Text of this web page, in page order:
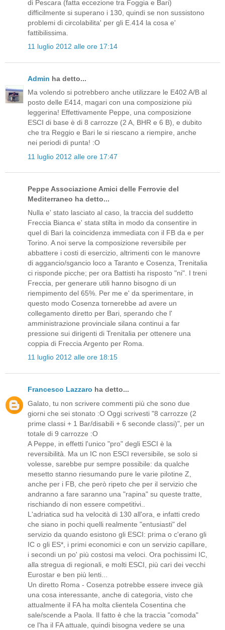
di Pescara (fatta eccezione tra Foggia e Bari)
difficilmente si superano i 130, quindi se non sussistono
problemi di circolabilita' per gli E.414 la cosa e'
fattibilissima.
11 luglio 2012 alle ore 17:14
Admin ha detto...
Ma volendo si potrebbero anche utilizzare le E402 A/B al
posto delle E414, magari con una composizione più
leggerina! Effettivamente Peppe, una composizione
ESCI di base è di 8 carrozze (2 A, BHR e 6 B), e dubito
che tra Reggio e Bari le si riescano a riempire, anche
nei periodi di punta! :O
11 luglio 2012 alle ore 17:47
Peppe Associazione Amici delle Ferrovie del
Mediterraneo ha detto...
Nulla e' stato lasciato al caso, la traccia del suddetto
Freccia Bianca e' stata stilta in modo da consentire in
quel di Bari la coincidenza immediata con il FB da e per
Torino. A noi serve la composizione reversibile per
abbattere i costi di esercizio, altrimenti con le manovre
di aggancio/sgancio loco a Taranto e Cosenza, Trenitalia
ci risponde picche; per ora Battisti ha risposto "ni". I treni
Freccia, per generare utili hanno bisogno di un
riempimento del 65%. Per me e' da sperimentare, in
questo modo Cosenza tornerebbe ad avere un
collegamento diretto per Bari, sperando che l'
amministrazione provinciale silana continui a far
pressione sui dirigenti di Trenitalia per ottenere una
coppia di Freccia Argento per Roma.
11 luglio 2012 alle ore 18:15
Francesco Lazzaro ha detto...
Galato, tu non scrivere commenti più che sono due
giorni che sei stonato :O Oggi scrivesti "8 carrozze (2
prime classi + 1 Bar/disabili + 6 seconde classi)", per un
totale di 9 carrozze :O
A Peppe, in effetti l'unico "pro" degli ESCI è la
reversibilità. Ma un IC non ESCI reversibile, se solo si
volesse, sarebbe pur sempre possibile: da qualche
mesetto stanno riesumando pure le varie pilotine Z,
anche per i FB, che però ripeto che per il servizio che
andranno a fare saranno una "rapina" su queste tratte,
rischiando di non essere competitivi..
L'adriatica sud ha velocità di 130 all'ora, e infatti credo
che siano in pochi quelli realmente "entusiasti" del
servizio da quando esistono gli ESCI: prima o c'erano gli
IC o gli ES*, i primi economici e con un servizio capillare,
i secondi un po' più costosi ma veloci. Ora pochissimi IC,
alla stregua di regionali, e molti ESCI, più cari dei vecchi
Eurostar e ben più lenti...
Un diretto Roma - Cosenza potrebbe essere invece già
una cosa interessante, anche di categoria, visto che
attualmente il FA ha molta clientela Cosentina che
sale/scende a Paola. Il fatto è che la traccia "comoda"
ce l'ha il FA attuale, quindi bisogna vedere se una